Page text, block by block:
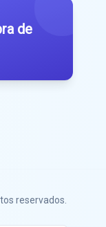
de
reservados.